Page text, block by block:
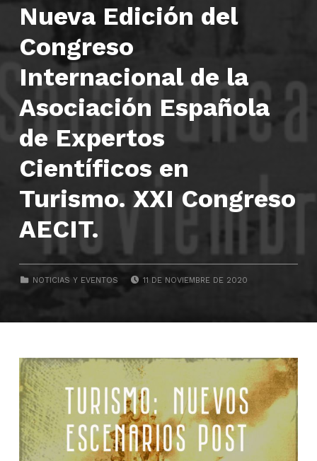
Nueva Edición del
Congreso
Internacional de la
Asociación Española
de Expertos
Científicos en
Turismo. XXI Congreso
AECIT.
CATEGORIZED IN:
NOTICIAS Y EVENTOS 11 DE NOVIEMBRE DE 2020